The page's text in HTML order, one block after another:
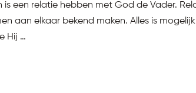
is een relatie hebben met God de Vader.
aan elkaar bekend maken. Alles is
Hij …